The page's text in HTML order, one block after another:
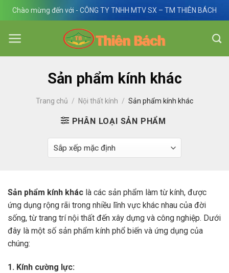
Skip
content
Chào mừng đến với - CÔNG TY TNHH MTV SX – TM THIÊN BÁCH
Sản phẩm kính khác
Trang chủ / Nội thất kính / Sản phẩm kính khác
PHÂN LOẠI SẢN PHẨM
Sản phẩm kính khác là các sản phẩm làm từ kính, được
ứng dụng rộng rãi trong nhiều lĩnh vực khác nhau của đời
sống, từ trang trí nội thất đến xây dựng và công nghiệp. Dưới
đây là một số sản phẩm kính phổ biến và ứng dụng của
chúng:
1. Kính cường lực: